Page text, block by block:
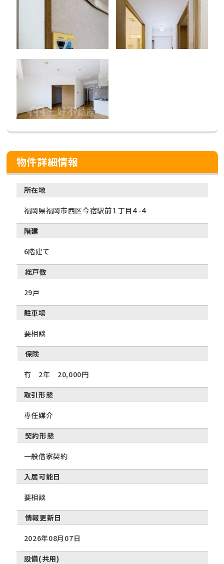
物件詳細情報
所在地
福岡県福岡市西区今宿駅前１丁目４-４
階建
6階建て
総戸数
29戸
駐車場
要相談
保険
有 2年 20,000円
取引形態
専任媒介
契約形態
一般借家契約
入居可能日
要相談
情報更新日
2026年08月07日
設備(共用)